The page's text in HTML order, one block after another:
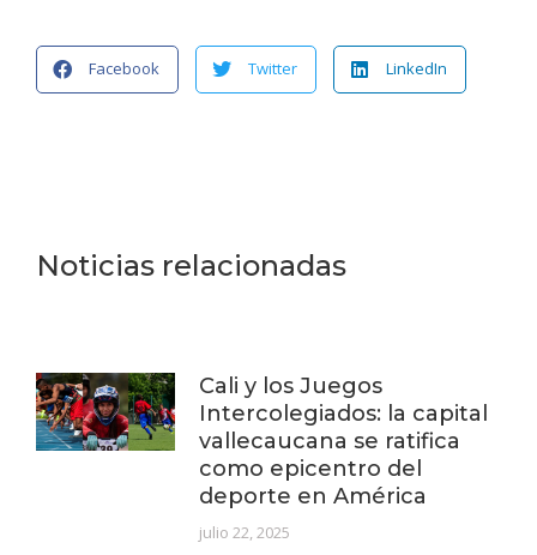
Facebook Twitter LinkedIn
Noticias relacionadas
Cali y los Juegos
Intercolegiados: la capital
vallecaucana se ratifica
como epicentro del
deporte en América
julio 22, 2025